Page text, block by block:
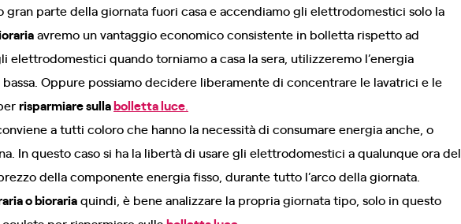
gran parte della giornata fuori casa e accendiamo gli elettrodomestici solo la
avremo un vantaggio economico consistente in bolletta rispetto ad
elettrodomestici quando torniamo a casa la sera, utilizzeremo l’energia
Oppure possiamo decidere liberamente di concentrare le lavatrici e le
risparmiare sullabolletta luce
a tutti coloro che hanno la necessità di consumare energia anche, o
In questo caso si ha la libertà di usare gli elettrodomestici a qualunque ora del
della componente energia fisso, durante tutto l’arco della giornata.
o biorariaquindi, è bene analizzare la propria giornata tipo, solo in questo